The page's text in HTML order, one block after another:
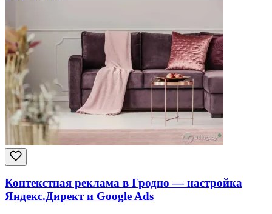
Контекстная реклама в Гродно — настройка
Яндекс.Директ и Google Ads